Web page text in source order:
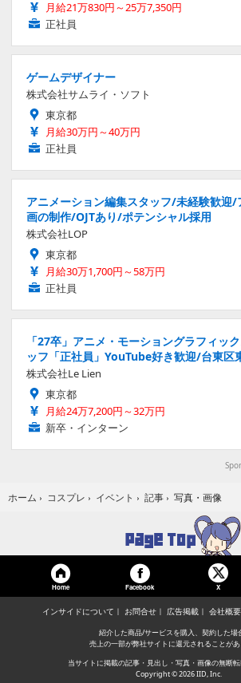
月給21万830円～25万7,350円
正社員
ゲームデザイナー
株式会社サムライ・ソフト
東京都
月給30万円～40万円
正社員
アニメーション編集スタッフ/未経験歓迎/
画の制作/OJTあり/ポテンシャル採用
株式会社LOP
東京都
月給30万1,700円～58万円
正社員
「27卒」アニメ・モーショングラフィッ
ッフ「正社員」YouTube好き歓迎/台東区
株式会社Le Lien
東京都
月給24万7,200円～32万円
新卒・インターン
ホーム › コスプレ › イベント › 記事 › 写真・画像
Home Facebook X
インサイドについて お問合せ 広告掲載 会社概要
紹介した商品/サービスを購入、契約した場
売上の一部が弊社サイトに還元されることがあ
当サイトに掲載の記事・見出し・写真・画像の無断転
Copyright © 2026 IID, Inc.